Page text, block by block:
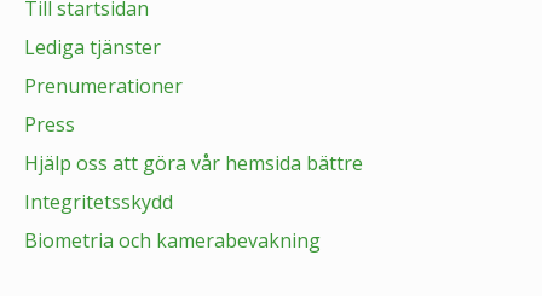
Till startsidan
Lediga tjänster
Prenumerationer
Press
Hjälp oss att göra vår hemsida bättre
Integritetsskydd
Biometria och kamerabevakning